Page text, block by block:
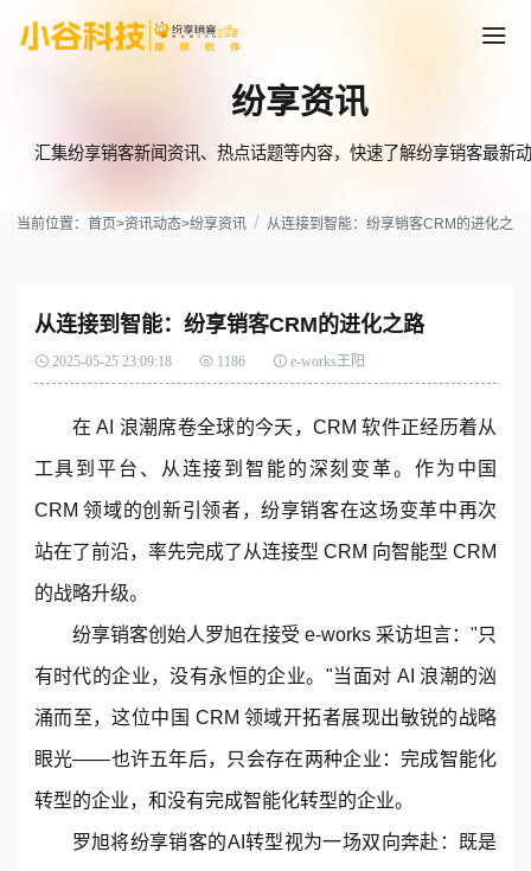
东莞客服热线
18929299059
纷享资讯
汇集纷享销客新闻资讯、热点话题等内容，快速了解纷享销客最新
当前位置：首页>资讯动态>纷享资讯 从连接到智能：纷享销客CRM的进化之路”
从连接到智能：纷享销客CRM的进化之路
2025-05-25 23:09:18 1186 e-works王阳
在 AI 浪潮席卷全球的今天，CRM 软件正经历着从
工具到平台、从连接到智能的深刻变革。作为中国
CRM 领域的创新引领者，纷享销客在这场变革中再次
站在了前沿，率先完成了从连接型CRM 向智能型 CRM
的战略升级。
纷享销客创始人罗旭在接受 e-works 采访坦言："只
有时代的企业，没有永恒的企业。"当面对 AI 浪潮的汹
涌而至，这位中国 CRM 领域开拓者展现出敏锐的战略
眼光——也许五年后，只会存在两种企业：完成智能化
转型的企业，和没有完成智能化转型的企业。
罗旭将纷享销客的AI转型视为一场双向奔赴：既是